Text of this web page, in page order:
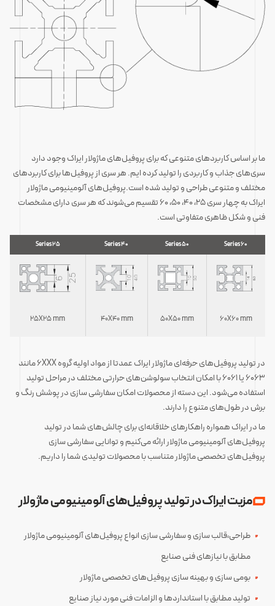
ما بر اساس کاربردهای متنوعی که برای پروفیل‌های ماژولار ایراک وجود دارد
سری‌های جذاب و کاربردی را تولید کرده ایم. هر سری از پروفیل‌ها برای کاربردهای
مختلف و متنوعی طراحی و تولید شده است.پروفیل‌های آلومینیومی ماژولار
ایراک به چهار سری 25، 40، 50، 60 تقسیم می‌شوند که هر سری دارای مشخصات
فنی و شکل ظاهری متفاوتی است.
Series 60
Series 50
Series 40
Series 25
60X60 mm
50X50 mm
40X40 mm
25X25 mm
در تولید پروفیل‌های حرفه‌ای ماژولار ایراک عمدتا از مواد اولیه گروه 6XXX مانند
6063 یا 6061 با امکان انتخاب سولوشن‌های حرارتی مختلف در مراحل تولید
استفاده می‌شود. این دسته از محصولات امکان سفارشی سازی در پوشش رنگ و
برش در طول‌های متنوع را دارند.
ما در ایراک همواره راهکارهای خلاقانه‌ای برای چالش‌های شما در تولید
پروفیل‌های آلومینیومی ماژولار ارائه می‌کنیم و توانایی سفارشی سازی
پروفیل‌های تخصصی ماژولار متناسب با محصولات تولیدی شما را داریم.
مزیت ایراک در تولید پروفیل‌های آلومینیومی ماژولار
طراحی،قالب سازی و سفارشی سازی انواع پروفیل‌های آلومینیومی ماژولار
مطابق با نیازهای فنی صنایع
بومی سازی و بهینه سازی پروفیل‌های تخصصی ماژولار
تولید مطابق با استانداردها و الزامات فنی مورد نیاز صنایع